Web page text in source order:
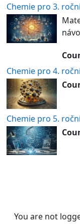
Chemie pro 3.
Chemie pro 4.
Chemie pro 5.
You are not